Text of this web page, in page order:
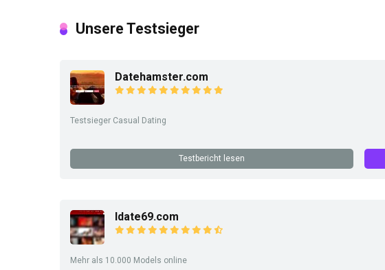
Unsere Testsieger
Datehamster.com
Testsieger Casual Dating
Testbericht lesen
Idate69.com
Mehr als 10.000 Models online